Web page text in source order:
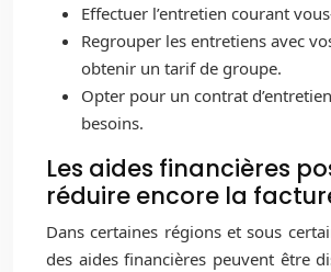
Effectuer l’entretien courant
Regrouper les entretiens avec
obtenir un tarif de groupe.
Opter pour un contrat
besoins.
Les aides financières
réduire encore la
Dans certaines régions et sous
des aides financières peuvent être